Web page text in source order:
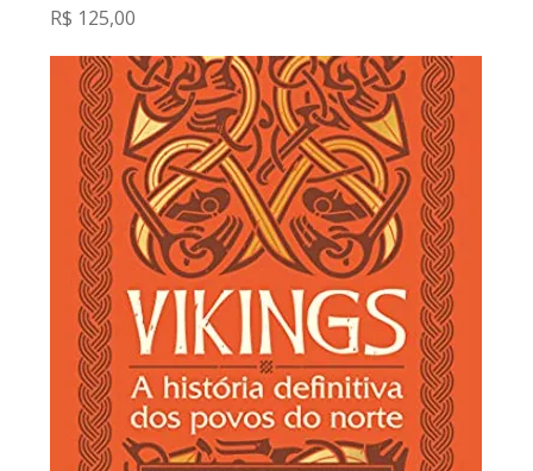
Preço
R$ 125,00